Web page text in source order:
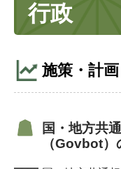
行政
施策・計画
国・地方共
（Govbot